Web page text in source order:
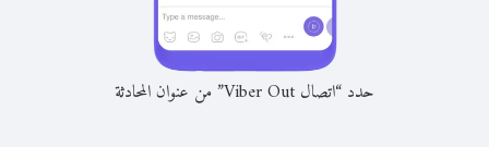
حدد “اتصال Viber Out” من عنوان المحادثة